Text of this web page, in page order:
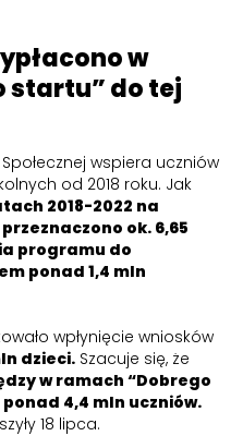
w
startu” do tej
wspiera uczniów
od 2018 roku. Jak
2018-2022 na
ok. 6,65
programu do
ponad 1,4 mln
wpłynięcie wniosków
dzieci. Szacuje się, że
w ramach “Dobrego
4,4 mln uczniów.
18 lipca.